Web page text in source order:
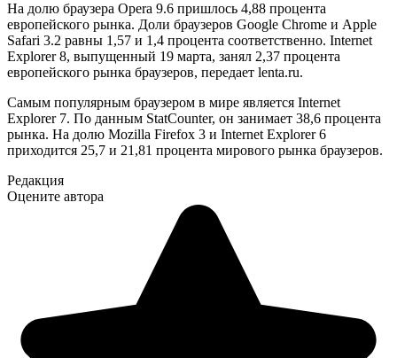
На долю браузера Opera 9.6 пришлось 4,88 процента
европейского рынка. Доли браузеров Google Chrome и Apple
Safari 3.2 равны 1,57 и 1,4 процента соответственно. Internet
Explorer 8, выпущенный 19 марта, занял 2,37 процента
европейского рынка браузеров, передает lenta.ru.
Самым популярным браузером в мире является Internet
Explorer 7. По данным StatCounter, он занимает 38,6 процента
рынка. На долю Mozilla Firefox 3 и Internet Explorer 6
приходится 25,7 и 21,81 процента мирового рынка браузеров.
Редакция
Оцените автора